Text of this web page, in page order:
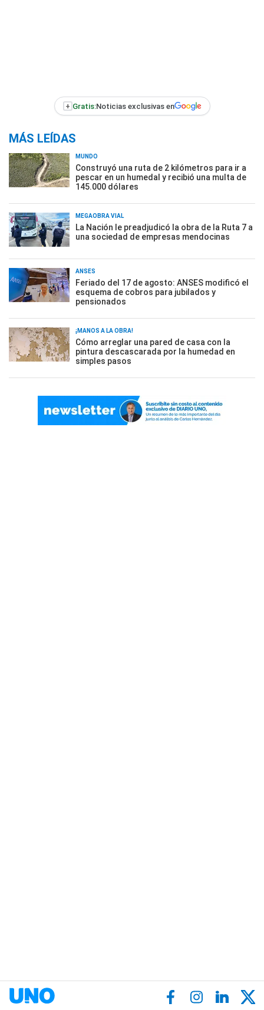
+ Gratis:Noticias exclusivas en
MÁS LEÍDAS
MUNDO
Construyó una ruta de 2 kilómetros para ir a
pescar en un humedal y recibió una multa de
145.000 dólares
MEGAOBRA VIAL
La Nación le preadjudicó la obra de la Ruta 7 a
una sociedad de empresas mendocinas
ANSES
Feriado del 17 de agosto: ANSES modificó el
esquema de cobros para jubilados y
pensionados
¡MANOS A LA OBRA!
Cómo arreglar una pared de casa con la
pintura descascarada por la humedad en
simples pasos